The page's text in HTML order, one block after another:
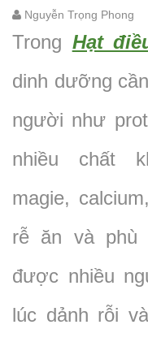
Nguyễn Trọng Phong
Trong Hạt
dinh dưỡng
người như
nhiều chất
magie,
rễ ăn và phù
được nhiều
lúc dảnh rỗi